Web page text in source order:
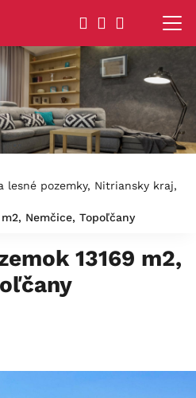
lesné pozemky, Nitriansky kraj,
Nemčice, Topoľčany
13169 m2,